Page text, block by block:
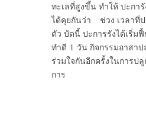
ทะเลที่สูงขึ้น ทำให้ ปะกา
ได้คุยกันว่า ช่วง เวลาที่
ตัว บัดนี้ ปะการรังได้เริ่
ทำดี 1 วัน กิจกรรมอาสา
ร่วมใจกันอีกครั้งในการ
การ